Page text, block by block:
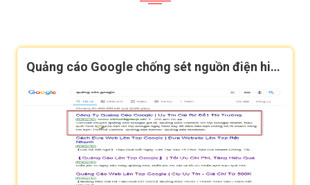
Quảng cáo Google chống sét nguồn điện hiệu